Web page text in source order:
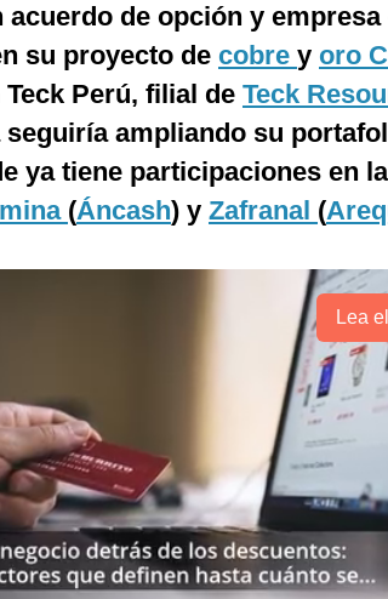
de opción y
su proyecto de cobre y oro
Teck Perú, filial de Teck
ampliando su
ya tiene participaciones en
(Áncash) y Zafranal (
Lea